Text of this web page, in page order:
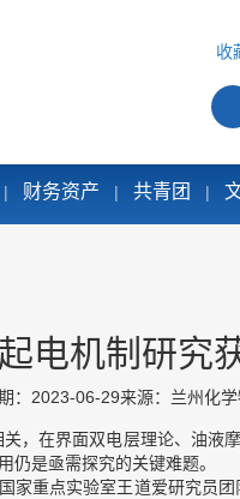
收
| 财务资产 | 共青团 |
电机制研究
：2023-06-29来源：兰州化
在界面双电层理论、油液
仍是亟需探究的关键难题。
重点实验室王道爱研究员团